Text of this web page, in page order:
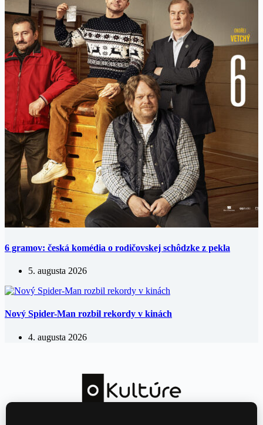
6 gramov: česká komédia o rodičovskej schôdzke z pekla
5. augusta 2026
Nový Spider-Man rozbil rekordy v kinách
4. augusta 2026